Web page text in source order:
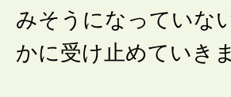
みそうになっていな
かに受け止めていき